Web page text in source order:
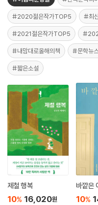
#2020젊은작가TOP5 #최
#2021젊은작가TOP5
#내맘대로올해의책 #문학뉴
#짧은소설
제철 행복
10% 16,020원
바깥은
10%